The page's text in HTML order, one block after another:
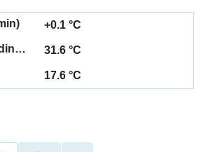
+0.1 °C
31.6 °C
17.6 °C